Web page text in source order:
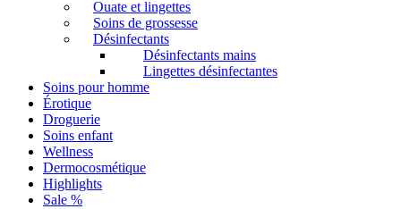
Ouate et lingettes
Soins de grossesse
Désinfectants
Désinfectants mains
Lingettes désinfectantes
Soins pour homme
Érotique
Droguerie
Soins enfant
Wellness
Dermocosmétique
Highlights
Sale %